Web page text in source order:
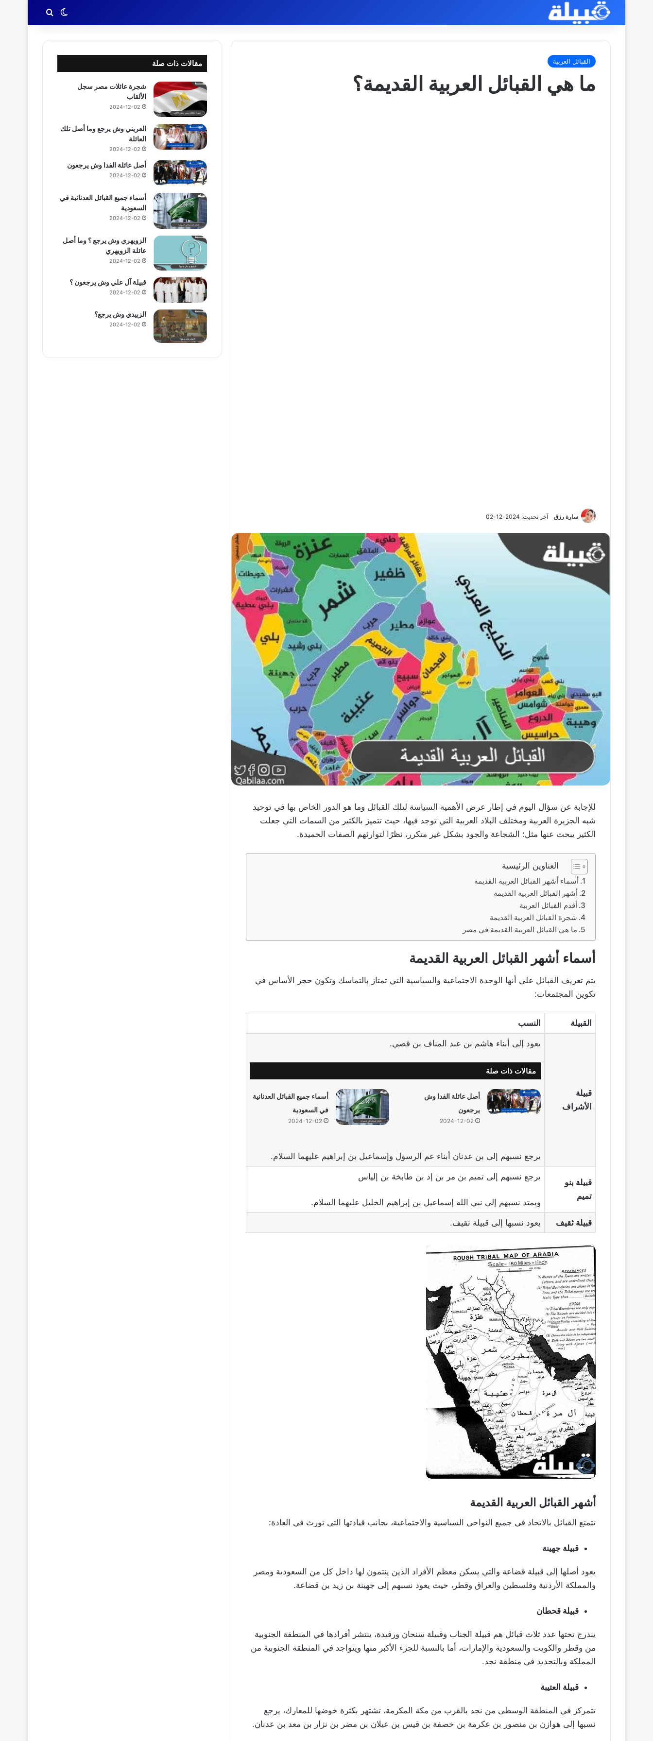
الوضع المظلم
بحث عن
القبائل العربية
ما هي القبائل العربية القديمة؟
سارة رزق آخر تحديث: 2024-12-02
للإجابة عن سؤال اليوم في إطار عرض الأهمية السياسة لتلك القبائل وما هو الدور الخاص بها في توحيد
شبه الجزيرة العربية ومختلف البلاد العربية التي توجد فيها، حيث تتميز بالكثير من السمات التي جعلت
الكثير يبحث عنها مثل؛ الشجاعة والجود بشكل غير متكرر، نظرًا لتوارثهم الصفات الحميدة.
العناوين الرئيسية
أسماء أشهر القبائل العربية القديمة
أشهر القبائل العربية القديمة
أقدم القبائل العربية
شجرة القبائل العربية القديمة
ما هي القبائل العربية القديمة في مصر
أسماء أشهر القبائل العربية القديمة
يتم تعريف القبائل على أنها الوحدة الاجتماعية والسياسية التي تمتاز بالتماسك وتكون حجر الأساس في
تكوين المجتمعات:
القبيلة النسب
قبيلة
الأشراف
يعود إلى أبناء هاشم بن عبد المناف بن قصي.
مقالات ذات صلة
أصل عائلة الفدا وش
يرجعون
2024-12-02
أسماء جميع القبائل العدنانية
في السعودية
2024-12-02
يرجع نسبهم إلى بن عدنان أبناء عم الرسول وإسماعيل بن إبراهيم عليهما السلام.
قبيلة بنو
تميم
يرجع نسبهم إلى تميم بن مر بن إد بن طابخة بن إلياس
ويمتد نسبهم إلى نبي الله إسماعيل بن إبراهيم الخليل عليهما السلام.
قبيلة ثقيف يعود نسبها إلى قبيلة ثقيف.
أشهر القبائل العربية القديمة
تتمتع القبائل بالاتحاد في جميع النواحي السياسية والاجتماعية، بجانب قيادتها التي تورث في العادة:
قبيلة جهينة
يعود أصلها إلى قبيلة قضاعة والتي يسكن معظم الأفراد الذين ينتمون لها داخل كل من السعودية ومصر
والمملكة الأردنية وفلسطين والعراق وقطر، حيث يعود نسبهم إلى جهينة بن زيد بن قضاعة.
قبيلة قحطان
يندرج تحتها عدد ثلاث قبائل هم قبيلة الجناب وقبيلة سنحان ورفيدة، ينتشر أفرادها في المنطقة الجنوبية
من وقطر والكويت والسعودية والإمارات، أما بالنسبة للجزء الأكبر منها ويتواجد في المنطقة الجنوبية من
المملكة وبالتحديد في منطقة نجد.
قبيلة العتيبة
تتمركز في المنطقة الوسطى من نجد بالقرب من مكة المكرمة، تشتهر بكثرة خوضها للمعارك، يرجع
نسبها إلى هوازن بن منصور بن عكرمة بن خصفة بن قيس بن عيلان بن مضر بن نزار بن معد بن عدنان.
مقالات ذات صلة
شجرة عائلات مصر سجل
الألقاب
2024-12-02
العريني وش يرجع وما أصل تلك
العائلة
2024-12-02
أصل عائلة الفدا وش يرجعون
2024-12-02
أسماء جميع القبائل العدنانية في
السعودية
2024-12-02
الزويهري وش يرجع ؟ وما أصل
عائلة الزويهري
2024-12-02
قبيلة آل علي وش يرجعون ؟
2024-12-02
الزبيدي وش يرجع؟
2024-12-02